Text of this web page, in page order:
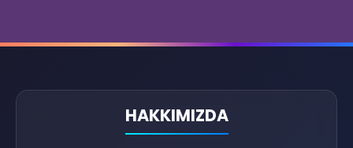
HAKKIMIZDA